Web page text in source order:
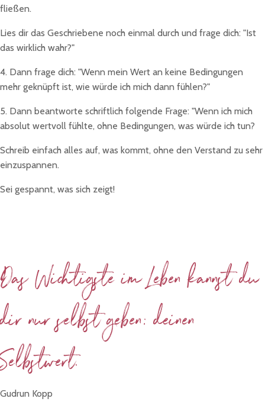
fließen.
Lies dir das Geschriebene noch einmal durch und frage dich: "Ist
das wirklich wahr?"
4. Dann frage dich: "Wenn mein Wert an keine Bedingungen
mehr geknüpft ist, wie würde ich mich dann fühlen?"
5. Dann beantworte schriftlich folgende Frage: "Wenn ich mich
absolut wertvoll fühlte, ohne Bedingungen, was würde ich tun?
Schreib einfach alles auf, was kommt, ohne den Verstand zu sehr
einzuspannen.
Sei gespannt, was sich zeigt!
Das Wichtigste im Leben kannst du
dir nur selbst geben: deinen
Selbstwert.
Gudrun Kopp